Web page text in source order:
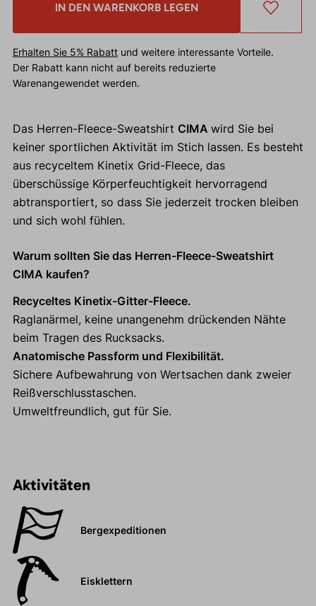
IN DEN WARENKORB LEGEN
Erhalten Sie 5% Rabattund weitere interessante Vorteile.
Der Rabatt kann nicht auf bereits reduzierte
Warenangewendet werden.
Das Herren-Fleece-Sweatshirt CIMA wird Sie bei
keiner sportlichen Aktivität im Stich lassen. Es besteht
aus recyceltem Kinetix Grid-Fleece, das
überschüssige Körperfeuchtigkeit hervorragend
abtransportiert, so dass Sie jederzeit trocken bleiben
und sich wohl fühlen.
Warum sollten Sie das Herren-Fleece-Sweatshirt
CIMA kaufen?
Recyceltes Kinetix-Gitter-Fleece.
Raglanärmel, keine unangenehm drückenden Nähte
beim Tragen des Rucksacks.
Anatomische Passform und Flexibilität.
Sichere Aufbewahrung von Wertsachen dank zweier
Reißverschlusstaschen.
Umweltfreundlich, gut für Sie.
Aktivitäten
Bergexpeditionen
Eisklettern